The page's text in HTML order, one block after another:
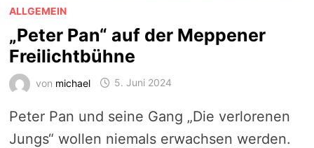
ALLGEMEIN
„Peter Pan“ auf der Meppener
Freilichtbühne
von michael 5. Juni 2024
Peter Pan und seine Gang „Die verlorenen
Jungs“ wollen niemals erwachsen werden.